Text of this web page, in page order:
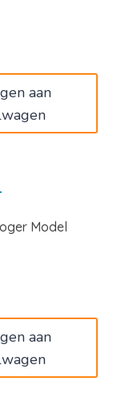
aan
Model
aan